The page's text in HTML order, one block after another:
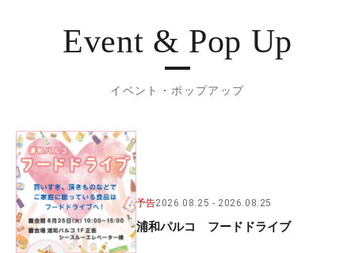
Event & Pop Up
イベント・ポップアップ
予告2026.08.25 2026.08.25
浦和パルコ フードドライブ